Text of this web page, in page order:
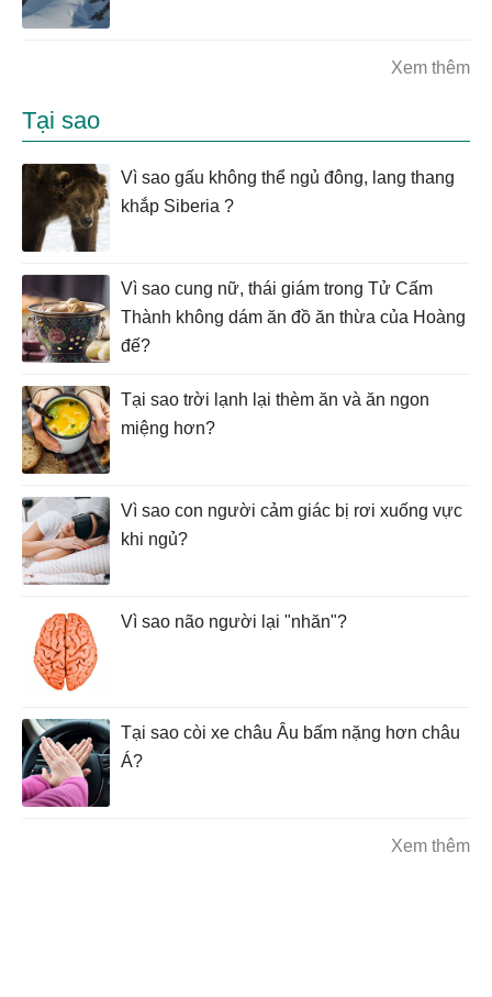
Xem thêm
Tại sao
Vì sao gấu không thể ngủ đông, lang thang
khắp Siberia ?
Vì sao cung nữ, thái giám trong Tử Cấm
Thành không dám ăn đồ ăn thừa của Hoàng
đế?
Tại sao trời lạnh lại thèm ăn và ăn ngon
miệng hơn?
Vì sao con người cảm giác bị rơi xuống vực
khi ngủ?
Vì sao não người lại "nhăn"?
Tại sao còi xe châu Âu bấm nặng hơn châu
Á?
Xem thêm